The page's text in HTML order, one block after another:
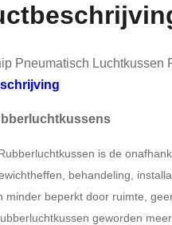
Pneumatisch Luchtkussen
is de
behandeling,
minder beperkt door ruimte,
geworden